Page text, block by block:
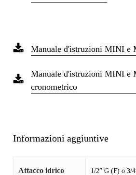
Manuale d'istruzioni MINI e
Manuale d'istruzioni MINI e
cronometrico
Informazioni aggiuntive
Attacco idrico 1/2” G (F) o 3/